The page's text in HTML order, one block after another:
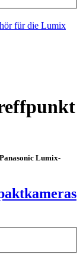
für die Lumix
Lumix-